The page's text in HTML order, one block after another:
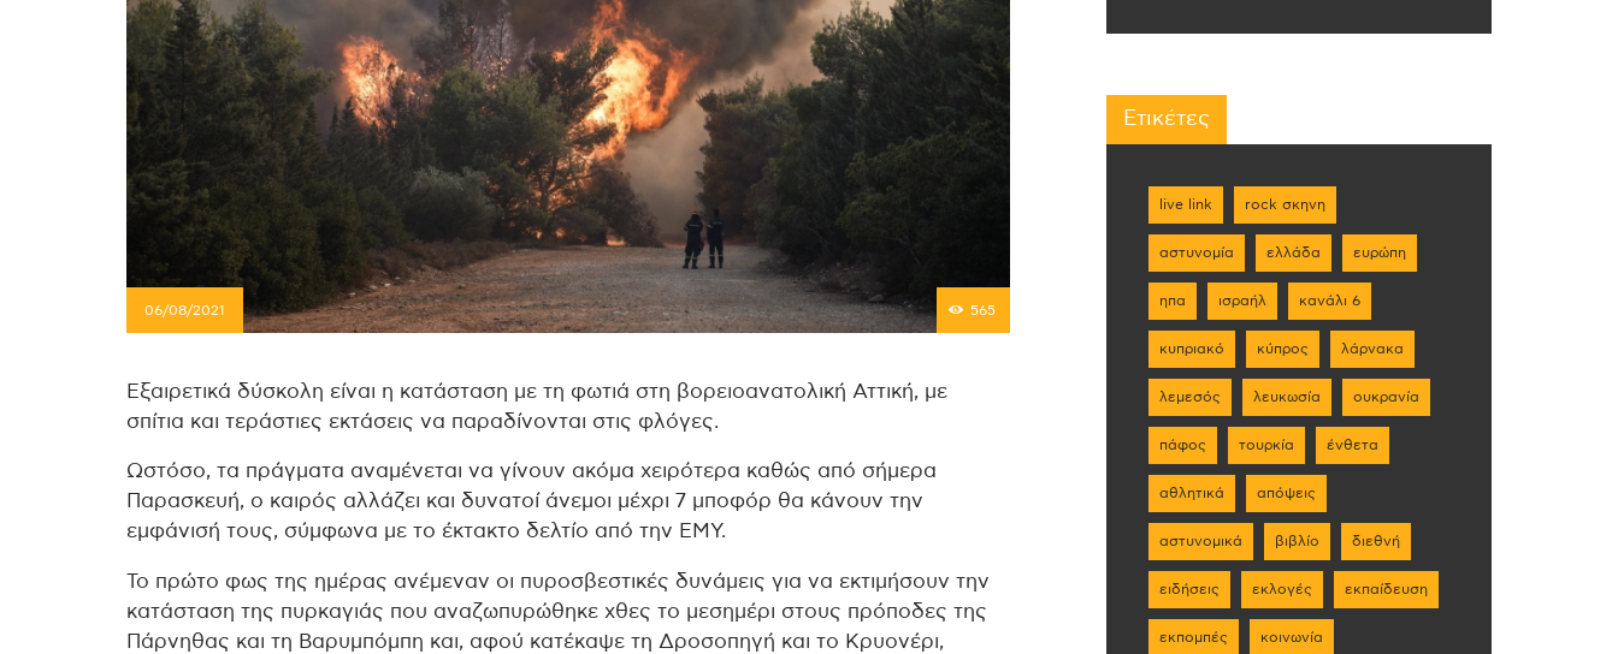
06/08/2021 565
Εξαιρετικά δύσκολη είναι η κατάσταση με τη φωτιά στη βορειοανατολική Αττική, με
σπίτια και τεράστιες εκτάσεις να παραδίνονται στις φλόγες.
Ωστόσο, τα πράγματα αναμένεται να γίνουν ακόμα χειρότερα καθώς από σήμερα
Παρασκευή, ο καιρός αλλάζει και δυνατοί άνεμοι μέχρι 7 μποφόρ θα κάνουν την
εμφάνισή τους, σύμφωνα με το έκτακτο δελτίο από την ΕΜΥ.
Το πρώτο φως της ημέρας ανέμεναν οι πυροσβεστικές δυνάμεις για να εκτιμήσουν την
κατάσταση της πυρκαγιάς που αναζωπυρώθηκε χθες το μεσημέρι στους πρόποδες της
Πάρνηθας και τη Βαρυμπόμπη και, αφού κατέκαψε τη Δροσοπηγή και το Κρυονέρι,
Ετικέτες
live link rock σκηνη
αστυνομία ελλάδα ευρώπη
ηπα ισραήλ κανάλι 6
κυπριακό κύπρος λάρνακα
λεμεσός λευκωσία ουκρανία
πάφος τουρκία ένθετα
αθλητικά απόψεις
αστυνομικά βιβλίο διεθνή
ειδήσεις εκλογές εκπαίδευση
εκπομπές κοινωνία